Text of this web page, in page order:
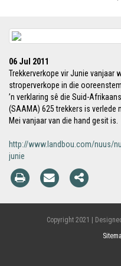
06 Jul 2011
Trekkerverkope vir Junie vanjaar
stroperverkope in die
’n verklaring sê die Suid-
(SAAMA) 625 trekkers is verlede
Mei vanjaar van die hand gesit is.
http://www.landbou.com/nuus/
junie
Copyright 2021 |